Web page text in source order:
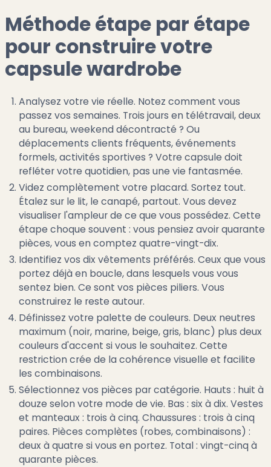
Méthode étape par étape
pour construire votre
capsule wardrobe
Analysez votre vie réelle. Notez comment vous
passez vos semaines. Trois jours en télétravail, deux
au bureau, weekend décontracté ? Ou
déplacements clients fréquents, événements
formels, activités sportives ? Votre capsule doit
refléter votre quotidien, pas une vie fantasmée.
Videz complètement votre placard. Sortez tout.
Étalez sur le lit, le canapé, partout. Vous devez
visualiser l'ampleur de ce que vous possédez. Cette
étape choque souvent : vous pensiez avoir quarante
pièces, vous en comptez quatre-vingt-dix.
Identifiez vos dix vêtements préférés. Ceux que vous
portez déjà en boucle, dans lesquels vous vous
sentez bien. Ce sont vos pièces piliers. Vous
construirez le reste autour.
Définissez votre palette de couleurs. Deux neutres
maximum (noir, marine, beige, gris, blanc) plus deux
couleurs d'accent si vous le souhaitez. Cette
restriction crée de la cohérence visuelle et facilite
les combinaisons.
Sélectionnez vos pièces par catégorie. Hauts : huit à
douze selon votre mode de vie. Bas : six à dix. Vestes
et manteaux : trois à cinq. Chaussures : trois à cinq
paires. Pièces complètes (robes, combinaisons) :
deux à quatre si vous en portez. Total : vingt-cinq à
quarante pièces.